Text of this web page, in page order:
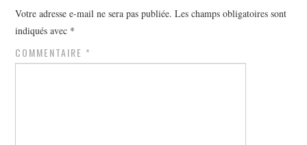
Votre adresse e-mail ne sera pas publiée. Les champs obligatoires sont
indiqués avec *
COMMENTAIRE *